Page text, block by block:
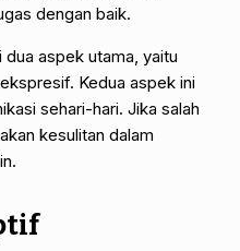
dengan baik.
dua aspek utama, yaitu
Kedua aspek ini
sehari-hari. Jika salah
kesulitan dalam